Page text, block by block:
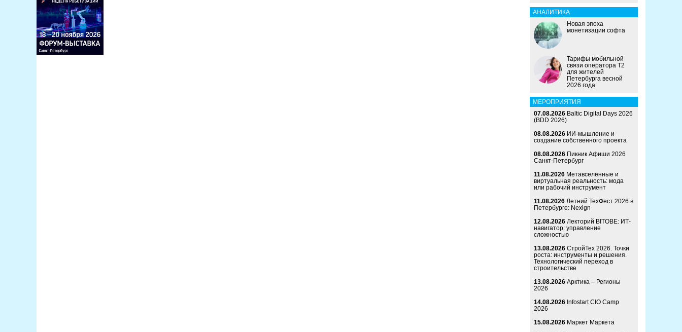
АНАЛИТИКА
Новая эпоха
монетизации софта
Тарифы мобильной
связи оператора Т2
для жителей
Петербурга весной
2026 года
МЕРОПРИЯТИЯ
07.08.2026 Baltic Digital Days 2026
(BDD 2026)
08.08.2026 ИИ-мышление и
создание собственного проекта
08.08.2026 Пикник Афиши 2026
Санкт-Петербург
11.08.2026 Метавселенные и
виртуальная реальность: мода
или рабочий инструмент
11.08.2026 Летний ТехФест 2026 в
Петербурге: Nexign
12.08.2026 Лекторий BITOBE: ИТ-
навигатор: управление
сложностью
13.08.2026 СтройТех 2026. Точки
роста: инструменты и решения.
Технологический переход в
строительстве
13.08.2026 Арктика – Регионы
2026
14.08.2026 Infostart CIO Camp
2026
15.08.2026 Маркет Маркета